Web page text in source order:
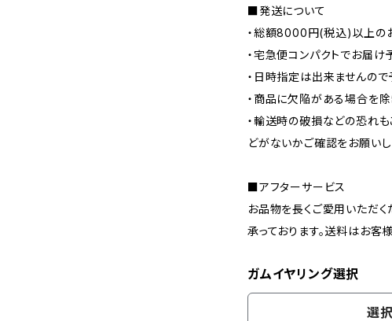
■発送について
・総額8000円(税込)以上の
・宅急便コンパクトでお届け
・日時指定は出来ませんので
・商品に欠陥がある場合を除
・輸送時の破損などの恐れ
どがないかご確認をお願いし
■アフターサービス
お品物を長くご愛用いただ
承っております。送料はお客
ガムイヤリング選択
選択